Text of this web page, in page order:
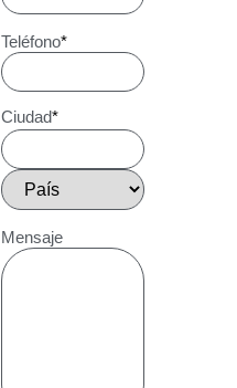
Teléfono*
Ciudad*
Mensaje